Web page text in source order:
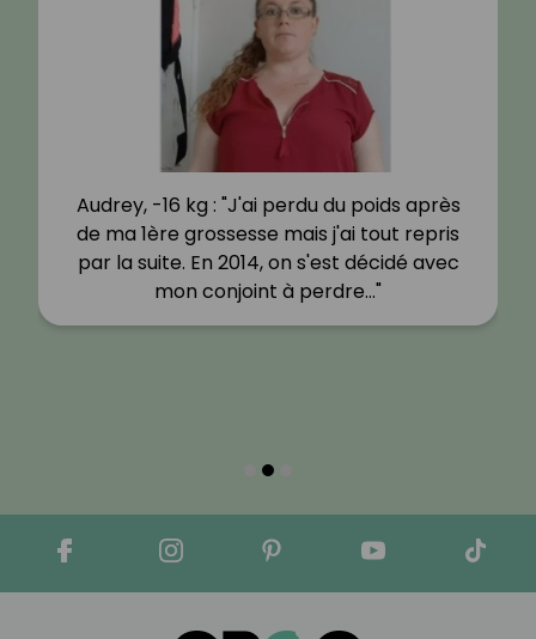
Audrey, -16 kg : "J'ai perdu du poids après
de ma 1ère grossesse mais j'ai tout repris
par la suite. En 2014, on s'est décidé avec
mon conjoint à perdre…"